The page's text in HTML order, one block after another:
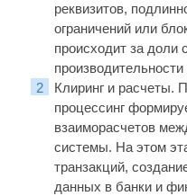
реквизитов,
ограничений или
происходит за доли
Клиринг и расчеты.
процессинг
взаиморасчетов
системы. На этом
транзакций,
данных в банки и